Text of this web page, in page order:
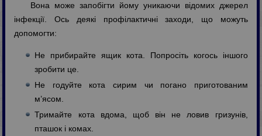
Вона може запобігти йому уникаючи відомих джерел
інфекції. Ось деякі профілактичні заходи, що можуть
допомогти:
Не прибирайте ящик кота. Попросіть когось іншого
зробити це.
Не годуйте кота сирим чи погано приготованим
м’ясом.
Тримайте кота вдома, щоб він не ловив гризунів,
пташок і комах.